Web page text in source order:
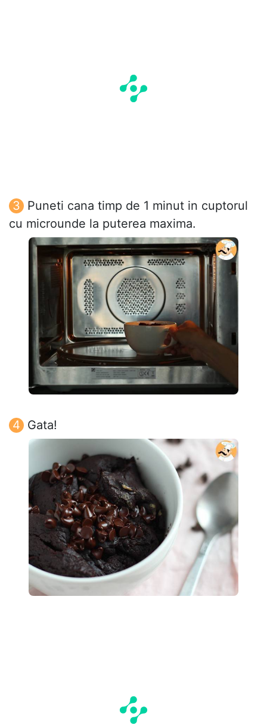
Puneti cana timp de 1 minut in cuptorul
cu microunde la puterea maxima.
Gata!